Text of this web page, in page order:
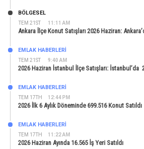
TEM 21ST 11:11 AM
BÖLGESEL
Ankara İlçe Konut Satışları 2026 Haziran:
TEM 21ST 9:40 AM
EMLAK HABERLERI
2026 Haziran İstanbul İlçe Satışları: İstanbul’da
TEM 17TH 12:44 PM
EMLAK HABERLERI
2026 İlk 6 Aylık Döneminde 699.516 Konut Satıldı
TEM 17TH 11:22 AM
EMLAK HABERLERI
2026 Haziran Ayında 16.565 İş Yeri Satıldı